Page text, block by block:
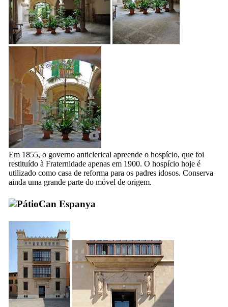
Em 1855, o governo anticlerical apreende o hospício, que foi
restituído à Fraternidade apenas em 1900. O hospício hoje é
utilizado como casa de reforma para os padres idosos. Conserva
ainda uma grande parte do móvel de origem.
Can Espanya